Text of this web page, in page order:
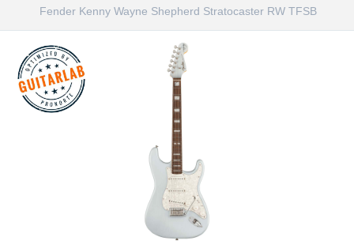
Fender Kenny Wayne Shepherd Stratocaster RW TFSB